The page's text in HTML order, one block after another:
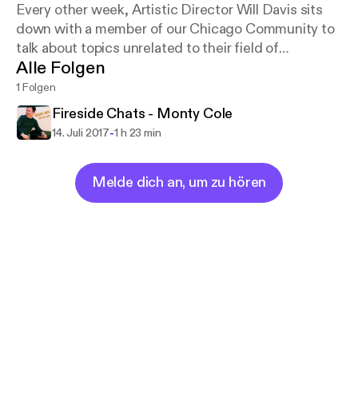
Every other week, Artistic Director Will Davis sits
down with a member of our Chicago Community to
talk about topics unrelated to their field of
expertise.
Alle Folgen
1 Folgen
Fireside Chats - Monty Cole
14. Juli 2017-1 h 23 min
Melde dich an, um zu hören